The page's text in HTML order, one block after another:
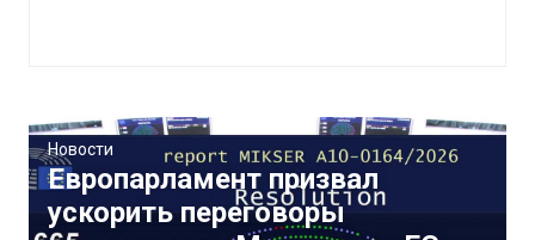
Новости
Европарламент призвал
ускорить переговоры